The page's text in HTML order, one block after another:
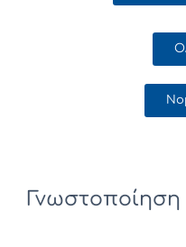
Γνωστοποίηση